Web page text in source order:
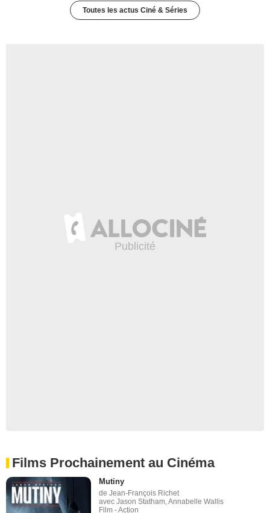
Toutes les actus Ciné & Séries
Films Prochainement au Cinéma
Mutiny
de Jean-François Richet
avec Jason Statham, Annabelle Wallis
Film - Action